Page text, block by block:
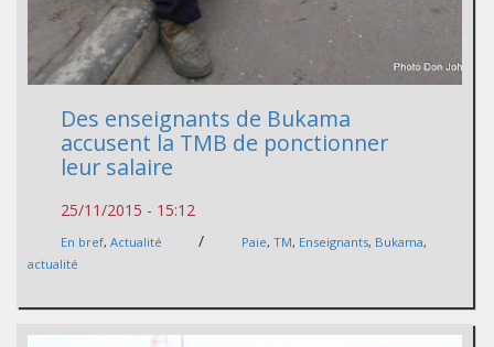
Des enseignants de Bukama
accusent la TMB de ponctionner
leur salaire
25/11/2015 - 15:12
En bref, Actualité / Paie, TM, Enseignants, Bukama,
actualité